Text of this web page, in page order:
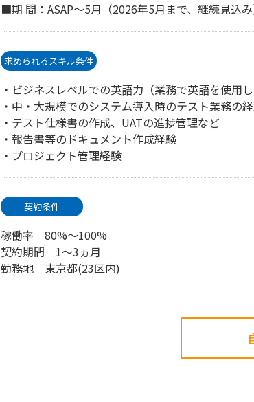
■期 間：ASAP～5月（2026年5月まで、継続見込み
求められるスキル条件
・ビジネスレベルでの英語力（業務で英語を使用し
・中・大規模でのシステム導入時のテスト業務の
・テスト仕様書の作成、UATの進捗管理など
・報告書等のドキュメント作成経験
・プロジェクト管理経験
契約条件
稼働率 80%～100%
契約期間 1～3ヵ月
勤務地 東京都(23区内)